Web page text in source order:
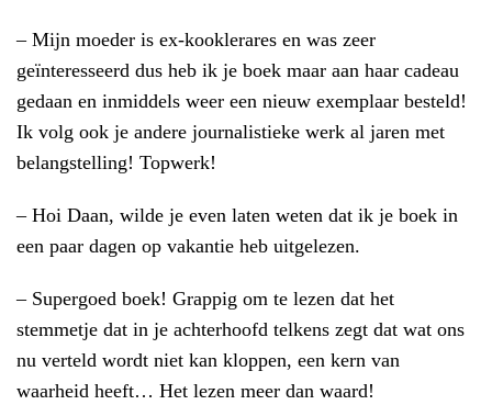
– Mijn moeder is ex-kooklerares en was zeer
geïnteresseerd dus heb ik je boek maar aan haar cadeau
gedaan en inmiddels weer een nieuw exemplaar besteld!
Ik volg ook je andere journalistieke werk al jaren met
belangstelling! Topwerk!
– Hoi Daan, wilde je even laten weten dat ik je boek in
een paar dagen op vakantie heb uitgelezen.
– Supergoed boek! Grappig om te lezen dat het
stemmetje dat in je achterhoofd telkens zegt dat wat ons
nu verteld wordt niet kan kloppen, een kern van
waarheid heeft… Het lezen meer dan waard!